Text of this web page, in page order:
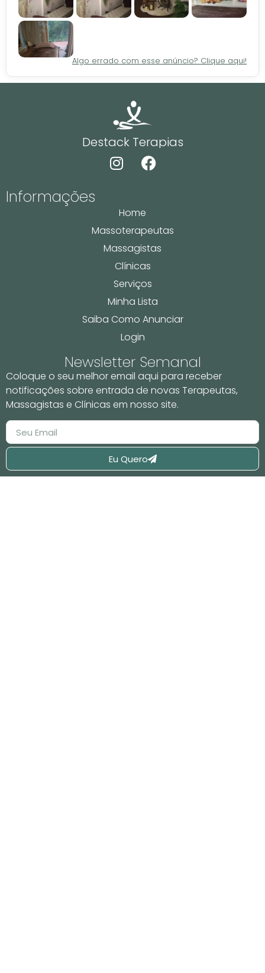
Algo errado com esse anúncio? Clique aqui!
Destack Terapias
Informações
Home
Massoterapeutas
Massagistas
Clínicas
Serviços
Minha Lista
Saiba Como Anunciar
Login
Newsletter Semanal
Coloque o seu melhor email aqui para receber
notificações sobre entrada de novas Terapeutas,
Massagistas e Clínicas em nosso site.
Eu Quero